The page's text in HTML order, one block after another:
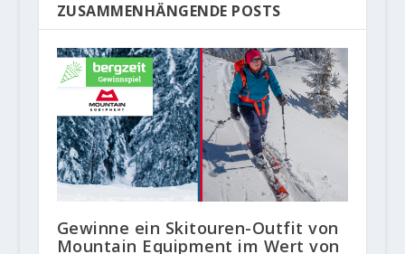
ZUSAMMENHÄNGENDE POSTS
Gewinne ein Skitouren-Outfit von
Mountain Equipment im Wert von